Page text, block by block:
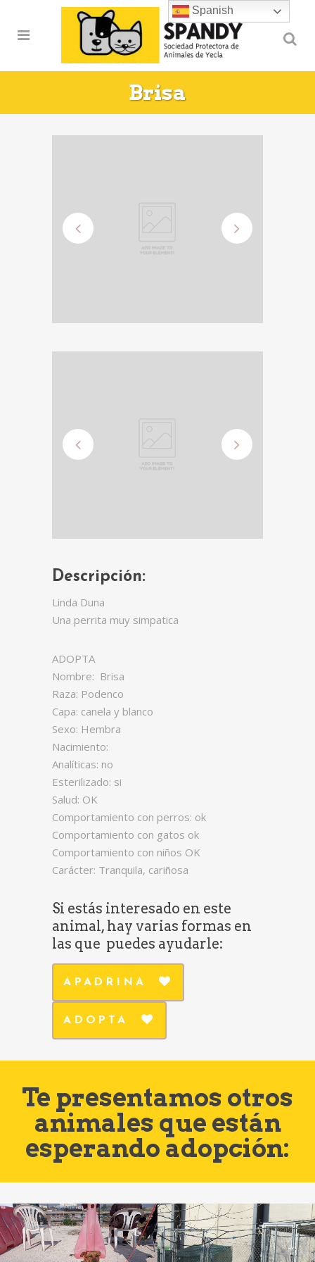
Brisa
Descripción:
Linda Duna
Una perrita muy simpatica
ADOPTA
Nombre: Brisa
Raza: Podenco
Capa: canela y blanco
Sexo: Hembra
Nacimiento:
Analíticas: no
Esterilizado: si
Salud: OK
Comportamiento con perros: ok
Comportamiento con gatos ok
Comportamiento con niños OK
Carácter: Tranquila, cariñosa
Si estás interesado en este
animal, hay varias formas en
las que puedes ayudarle:
APADRINA
ADOPTA
Te presentamos otros
animales que están
esperando adopción:
Spanish